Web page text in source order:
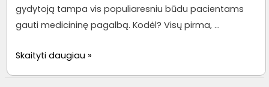
gydytoją tampa vis populiaresniu būdu pacientams
gauti medicininę pagalbą. Kodėl? Visų pirma, …
Virtualus
Skaityti daugiau »